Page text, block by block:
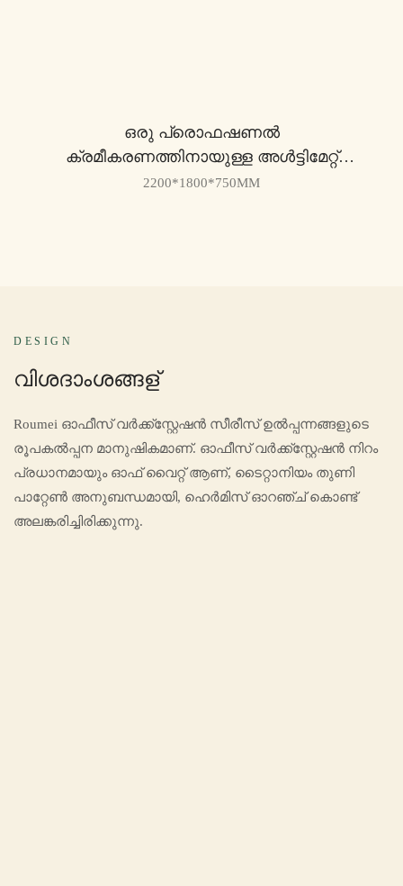
ഒരു പ്രൊഫഷണൽ
ക്രമീകരണത്തിനായുള്ള അൾട്ടിമേറ്റ്
ബോസ് ടേബിൾ RM322B - യൂസൻ
2200*1800*750MM
DESIGN
വിശദാംശങ്ങള്
Roumei ഓഫീസ് വർക്ക്‌സ്റ്റേഷൻ സീരീസ് ഉൽപ്പന്നങ്ങളുടെ
രൂപകൽപ്പന മാനുഷികമാണ്. ഓഫീസ് വർക്ക്സ്റ്റേഷൻ നിറം
പ്രധാനമായും ഓഫ് വൈറ്റ് ആണ്, ടൈറ്റാനിയം തുണി
പാറ്റേൺ അനുബന്ധമായി, ഹെർമിസ് ഓറഞ്ച് കൊണ്ട്
അലങ്കരിച്ചിരിക്കുന്നു.